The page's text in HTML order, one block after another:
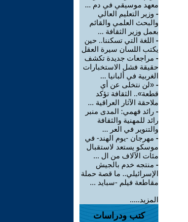
معهد موسيقي في دم ...
- وزير التعليم العالي
والبحث العلمي والقائم
بعمل وزير الثقافة ...
- اللغة التي تسكننا.. حين
يكتب اللسان سيرة العقل
- مراجعات جديدة تكشف
حقيقة فشل الاستخبارات
الغربية في ألبانيا ...
- «لن نتخلى عن أي
قطعة».. الثقافة تؤكد
ملاحقة الآثار العراقية ...
- رائد فهمي: المدى منبر
رائد للمهنية والثقافة
والتنوير في العر ...
- مهرجان -يوم الهند- في
موسكو يستعد لاستقبال
مئات الآلاف من ال ...
- منتجه خدم بالجيش
الإسرائيلي.. ما قصة حملة
مقاطعة فيلم -سبايد ...
المزيد.....
كتب ودراسات